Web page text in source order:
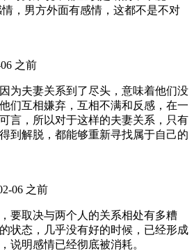
，男方外面有感情，这都不是不对
之前
为夫妻关系到了尽头，意味着他们没
们互相嫌弃，互相不满和反感，在一
言，所以对于这样的夫妻关系，只有
到解脱，都能够重新寻找属于自己的
06 之前
要取决与两个人的关系相处有多糟
状态，几乎没有好的时候，已经形成
说明感情已经彻底被消耗。